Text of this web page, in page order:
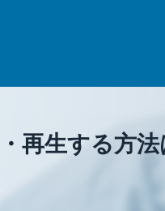
再生する方法